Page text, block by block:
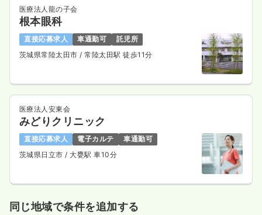
医療法人龍の子会
根本眼科
直接応募求人 車通勤可
託児所
茨城県常陸太田市 / 常陸太田駅 徒歩11分
医療法人安東会
みどりクリニック
直接応募求人 電子カルテ
車通勤可
茨城県日立市 / 大甕駅 車10分
同じ地域で条件を追加する